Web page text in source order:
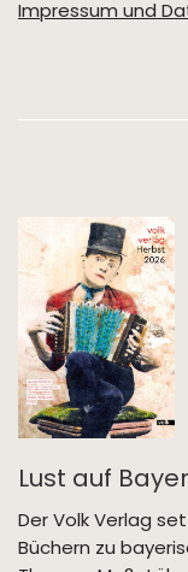
Impressum und
Lust auf
Der Volk Verlag
Büchern zu